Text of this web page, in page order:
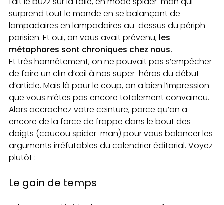
surprend tout le monde en se balançant de
lampadaires en lampadaires au-dessus du périph
parisien. Et oui, on vous avait prévenu, les
métaphores sont chroniques chez nous.
Et très honnêtement, on ne pouvait pas s’empêcher
de faire un clin d’œil à nos super-héros du début
d’article. Mais là pour le coup, on a bien l’impression
que vous n’êtes pas encore totalement convaincu.
Alors accrochez votre ceinture, parce qu’on a
encore de la force de frappe dans le bout des
doigts (coucou spider-man) pour vous balancer les
arguments irréfutables du calendrier éditorial. Voyez
plutôt :
Le gain de temps